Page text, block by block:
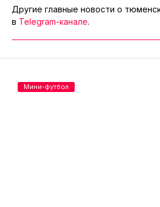
Другие главные новости о
в Telegram-канале.
Мини-футбол